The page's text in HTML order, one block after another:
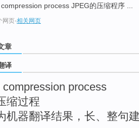
process JPEG的压缩程序 ...
网页-相关网页
章
译
compression process
缩过程
机器翻译结果，长、整句